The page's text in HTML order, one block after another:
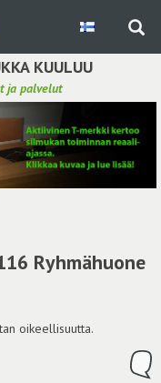
KUULUU
ja palvelut
Ryhmähuone
oikeellisuutta.